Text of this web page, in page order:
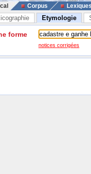
Corpus
Etymologie
forme
notices corrigées